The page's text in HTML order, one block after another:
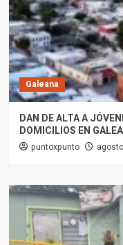
Galeana
DAN DE ALTA A
DOMICILIOS EN
puntoxpunto